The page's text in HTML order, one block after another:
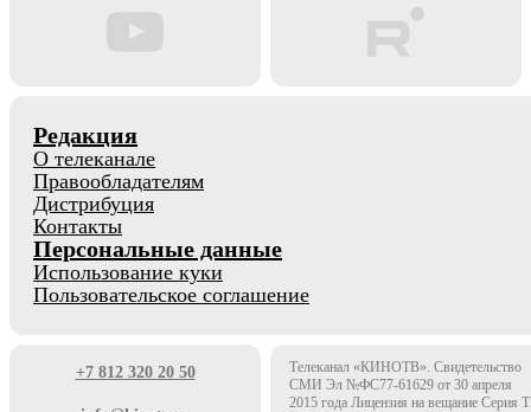
Редакция
О телеканале
Правообладателям
Дистрибуция
Контакты
Персональные данные
Использование куки
Пользовательское соглашение
+7 812 320 20 50
Телеканал «КИНОТВ». Свидетельство
СМИ Эл №ФС77-61629 от 30 апреля
2015 года Лицензия на вещание Серия